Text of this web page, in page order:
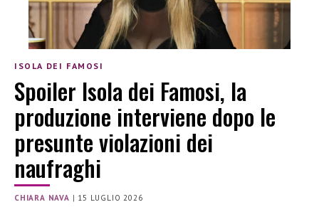
ISOLA DEI FAMOSI
Spoiler Isola dei Famosi, la
produzione interviene dopo le
presunte violazioni dei
naufraghi
CHIARA NAVA | 15 LUGLIO 2026